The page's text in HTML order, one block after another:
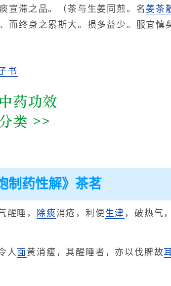
宣滞之品。（茶与生姜同煎。名姜茶
而终身之累斯大。损多益少。服宜慎
书
制药性解》茶茗
醒睡， 除痰 消疮，利便 生津 ，破热气
人面 黄消瘦，其醒睡者，亦以伐脾故